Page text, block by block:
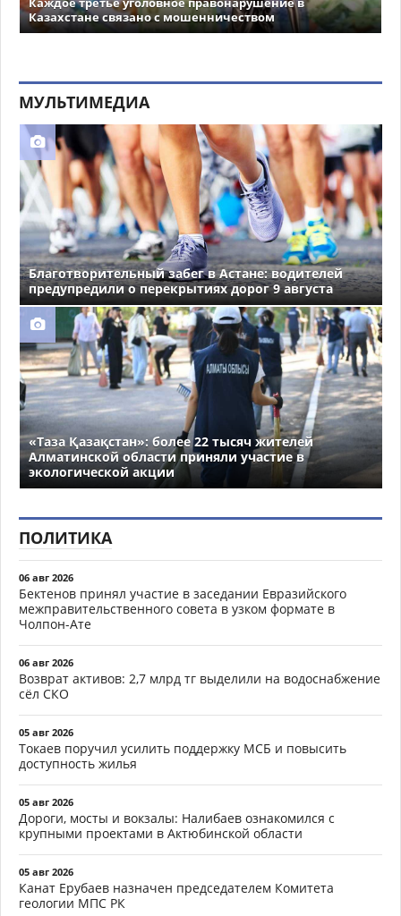
Казахстане связано с мошенничеством
МУЛЬТИМЕДИА
Благотворительный забег в Астане: водителей
предупредили о перекрытиях дорог 9 августа
«Таза Қазақстан»: более 22 тысяч жителей
Алматинской области приняли участие в
экологической акции
ПОЛИТИКА
06 авг 2026
Бектенов принял участие в заседании Евразийского
межправительственного совета в узком формате в
Чолпон-Ате
06 авг 2026
Возврат активов: 2,7 млрд тг выделили на водоснабжение
сёл СКО
05 авг 2026
Токаев поручил усилить поддержку МСБ и повысить
доступность жилья
05 авг 2026
Дороги, мосты и вокзалы: Налибаев ознакомился с
крупными проектами в Актюбинской области
05 авг 2026
Канат Ерубаев назначен председателем Комитета
геологии МПС РК